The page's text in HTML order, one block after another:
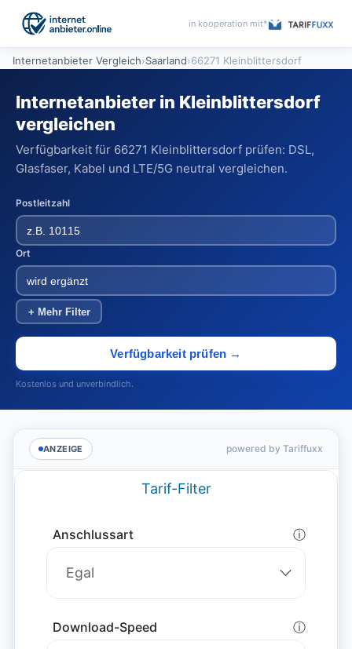
in kooperation mit*
Internetanbieter Vergleich›Saarland›66271 Kleinblittersdorf
Internetanbieter in Kleinblittersdorf
vergleichen
Verfügbarkeit für 66271 Kleinblittersdorf prüfen: DSL,
Glasfaser, Kabel und LTE/5G neutral vergleichen.
Postleitzahl
Ort
+ Mehr Filter
Verfügbarkeit prüfen →
Kostenlos und unverbindlich.
ANZEIGE powered by Tariffuxx